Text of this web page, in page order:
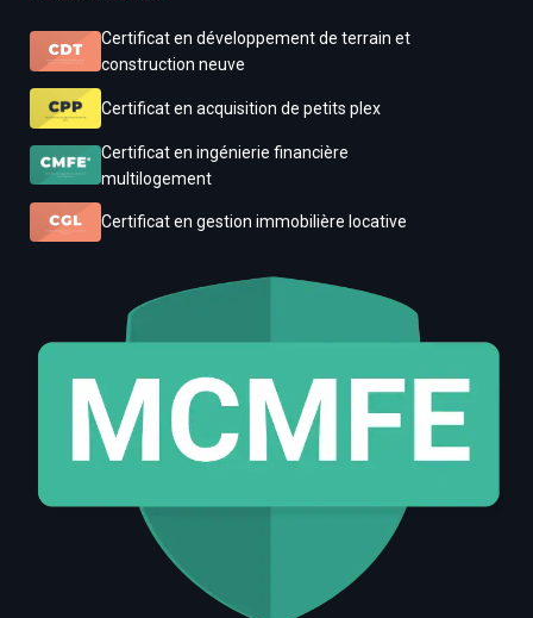
Certificat en développement de terrain et
construction neuve
Certificat en acquisition de petits plex
Certificat en ingénierie financière
multilogement
Certificat en gestion immobilière locative